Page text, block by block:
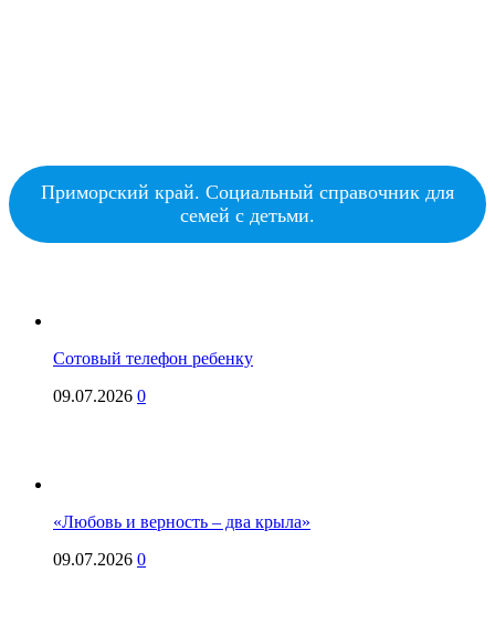
Приморский край. Социальный справочник для
семей с детьми.
Сотовый телефон ребенку
09.07.2026 0
«Любовь и верность – два крыла»
09.07.2026 0